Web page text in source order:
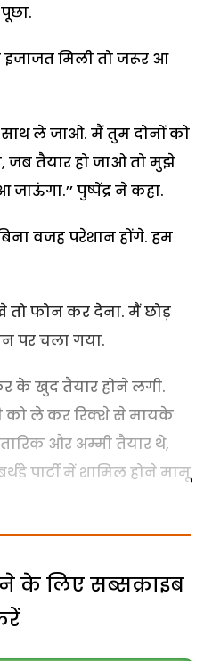
इजाजत मिली तो जरूर आ
साथ ले जाओ. मैं तुम दोनों को
जब तैयार हो जाओ तो मुझे
पुष्पेंद्र ने कहा.
वजह परेशान होंगे. हम
तो फोन कर देना. मैं छोड़
पर चला गया.
के खुद तैयार होने लगी.
को ले कर रिक्शे से मायके
और अम्मी तैयार थे,
पार्टी में शामिल होने मामू
के लिए सब्सक्राइब